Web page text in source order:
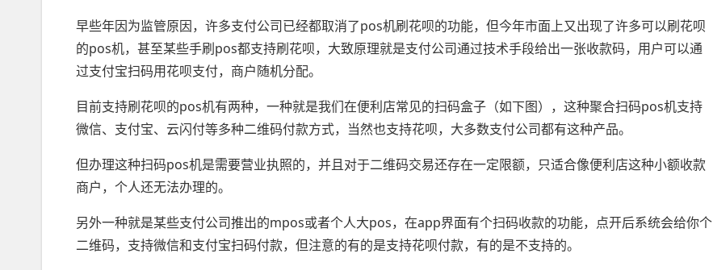
早些年因为监管原因，许多支付公司已经都取消了pos机刷花呗的功能，但今年市面上又出现了许多可以刷花呗
的pos机，甚至某些手刷pos都支持刷花呗，大致原理就是支付公司通过技术手段给出一张收款码，用户可以通
过支付宝扫码用花呗支付，商户随机分配。
目前支持刷花呗的pos机有两种，一种就是我们在便利店常见的扫码盒子（如下图），这种聚合扫码pos机支持
微信、支付宝、云闪付等多种二维码付款方式，当然也支持花呗，大多数支付公司都有这种产品。
但办理这种扫码pos机是需要营业执照的，并且对于二维码交易还存在一定限额，只适合像便利店这种小额收款
商户，个人还无法办理的。
另外一种就是某些支付公司推出的mpos或者个人大pos，在app界面有个扫码收款的功能，点开后系统会给你个
二维码，支持微信和支付宝扫码付款，但注意的有的是支持花呗付款，有的是不支持的。